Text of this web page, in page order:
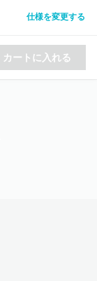
仕様を変更する
カートに入れる